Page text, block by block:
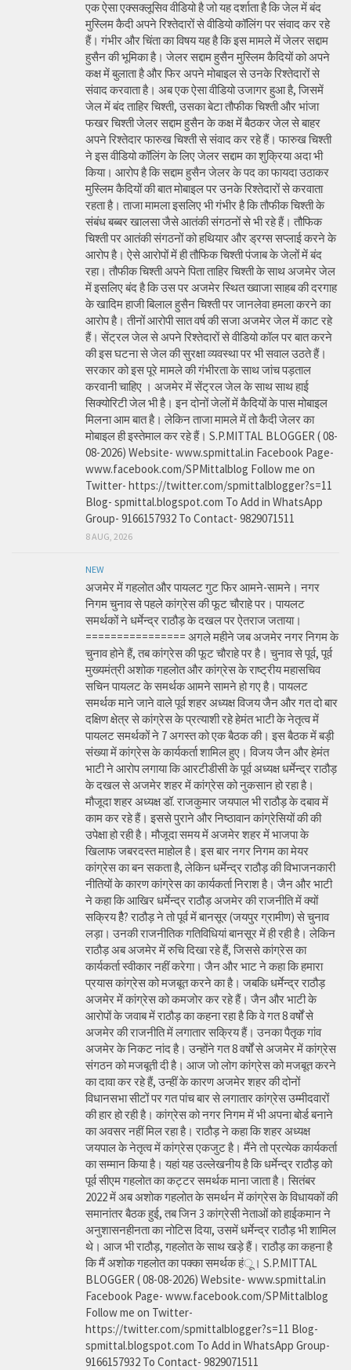
एक ऐसा एक्सक्लूसिव वीडियो है जो यह दर्शाता है कि जेल में बंद
मुस्लिम कैदी अपने रिश्तेदारों से वीडियो कॉलिंग पर संवाद कर रहे
हैं। गंभीर और चिंता का विषय यह है कि इस मामले में जेलर सद्दाम
हुसैन की भूमिका है। जेलर सद्दाम हुसैन मुस्लिम कैदियों को अपने
कक्ष में बुलाता है और फिर अपने मोबाइल से उनके रिश्तेदारों से
संवाद करवाता है। अब एक ऐसा वीडियो उजागर हुआ है, जिसमें
जेल में बंद ताहिर चिश्ती, उसका बेटा तौफीक चिश्ती और भांजा
फखर चिश्ती जेलर सद्दाम हुसैन के कक्ष में बैठकर जेल से बाहर
अपने रिश्तेदार फारुख चिश्ती से संवाद कर रहे हैं। फारुख चिश्ती
ने इस वीडियो कॉलिंग के लिए जेलर सद्दाम का शुक्रिया अदा भी
किया। आरोप है कि सद्दाम हुसैन जेलर के पद का फायदा उठाकर
मुस्लिम कैदियों की बात मोबाइल पर उनके रिश्तेदारों से करवाता
रहता है। ताजा मामला इसलिए भी गंभीर है कि तौफीक चिश्ती के
संबंध बब्बर खालसा जैसे आतंकी संगठनों से भी रहे हैं। तौफिक
चिश्ती पर आतंकी संगठनों को हथियार और ड्रग्स सप्लाई करने के
आरोप है। ऐसे आरोपों में ही तौफिक चिश्ती पंजाब के जेलों में बंद
रहा। तौफीक चिश्ती अपने पिता ताहिर चिश्ती के साथ अजमेर जेल
में इसलिए बंद है कि उस पर अजमेर स्थित ख्वाजा साहब की दरगाह
के खादिम हाजी बिलाल हुसैन चिश्ती पर जानलेवा हमला करने का
आरोप है। तीनों आरोपी सात वर्ष की सजा अजमेर जेल में काट रहे
हैं। सेंट्रल जेल से अपने रिश्तेदारों से वीडियो कॉल पर बात करने
की इस घटना से जेल की सुरक्षा व्यवस्था पर भी सवाल उठते हैं।
सरकार को इस पूरे मामले की गंभीरता के साथ जांच पड़ताल
करवानी चाहिए । अजमेर में सेंट्रल जेल के साथ साथ हाई
सिक्योरिटी जेल भी है। इन दोनों जेलों में कैदियों के पास मोबाइल
मिलना आम बात है। लेकिन ताजा मामले में तो कैदी जेलर का
मोबाइल ही इस्तेमाल कर रहे हैं। S.P.MITTAL BLOGGER ( 08-
08-2026) Website- www.spmittal.in Facebook Page-
www.facebook.com/SPMittalblog Follow me on
Twitter- https://twitter.com/spmittalblogger?s=11
Blog- spmittal.blogspot.com To Add in WhatsApp
Group- 9166157932 To Contact- 9829071511
8 AUG, 2026
NEW
अजमेर में गहलोत और पायलट गुट फिर आमने-सामने। नगर
निगम चुनाव से पहले कांग्रेस की फूट चौराहे पर। पायलट
समर्थकों ने धर्मेन्द्र राठौड़ के दखल पर ऐतराज जताया।
================ अगले महीने जब अजमेर नगर निगम के
चुनाव होने हैं, तब कांग्रेस की फूट चौराहे पर है। चुनाव से पूर्व, पूर्व
मुख्यमंत्री अशोक गहलोत और कांग्रेस के राष्ट्रीय महासचिव
सचिन पायलट के समर्थक आमने सामने हो गए है। पायलट
समर्थक माने जाने वाले पूर्व शहर अध्यक्ष विजय जैन और गत दो बार
दक्षिण क्षेत्र से कांग्रेस के प्रत्याशी रहे हेमंत भाटी के नेतृत्व में
पायलट समर्थकों ने 7 अगस्त को एक बैठक की। इस बैठक में बड़ी
संख्या में कांग्रेस के कार्यकर्ता शामिल हुए। विजय जैन और हेमंत
भाटी ने आरोप लगाया कि आरटीडीसी के पूर्व अध्यक्ष धर्मेन्द्र राठौड़
के दखल से अजमेर शहर में कांग्रेस को नुकसान हो रहा है।
मौजूदा शहर अध्यक्ष डॉ. राजकुमार जयपाल भी राठौड़ के दबाव में
काम कर रहे हैं। इससे पुराने और निष्ठावान कांग्रेसियों की की
उपेक्षा हो रही है। मौजूदा समय में अजमेर शहर में भाजपा के
खिलाफ जबरदस्त माहोल है। इस बार नगर निगम का मेयर
कांग्रेस का बन सकता है, लेकिन धर्मेन्द्र राठौड़ की विभाजनकारी
नीतियों के कारण कांग्रेस का कार्यकर्ता निराश है। जैन और भाटी
ने कहा कि आखिर धर्मेन्द्र राठौड़ अजमेर की राजनीति में क्यों
सक्रिय हैै? राठौड़ ने तो पूर्व में बानसूर (जयपुर ग्रामीण) से चुनाव
लड़ा। उनकी राजनीतिक गतिविधियां बानसूर में ही रही है। लेकिन
राठौड़ अब अजमेर में रुचि दिखा रहे हैं, जिससे कांग्रेस का
कार्यकर्ता स्वीकार नहीं करेगा। जैन और भाट ने कहा कि हमारा
प्रयास कांग्रेस को मजबूत करने का है। जबकि धर्मेन्द्र राठौड़
अजमेर में कांग्रेस को कमजोर कर रहे हैं। जैन और भाटी के
आरोपों के जवाब में राठौड़ का कहना रहा है कि वे गत 8 वर्षों से
अजमेर की राजनीति में लगातार सक्रिय हैं। उनका पैतृक गांव
अजमेर के निकट नांद है। उन्होंने गत 8 वर्षों से अजमेर में कांग्रेस
संगठन को मजबूती दी है। आज जो लोग कांग्रेस को मजबूत करने
का दावा कर रहे हैं, उन्हीं के कारण अजमेर शहर की दोनों
विधानसभा सीटों पर गत पांच बार से लगातार कांग्रेस उम्मीदवारों
की हार हो रही है। कांग्रेस को नगर निगम में भी अपना बोर्ड बनाने
का अवसर नहीं मिल रहा है। राठौड़ ने कहा कि शहर अध्यक्ष
जयपाल के नेतृत्व में कांग्रेस एकजुट है। मैंने तो प्रत्येक कार्यकर्ता
का सम्मान किया है। यहां यह उल्लेखनीय है कि धर्मेन्द्र राठौड़ को
पूर्व सीएम गहलोत का कट्टर समर्थक माना जाता है। सितंबर
2022 में अब अशोक गहलोत के समर्थन में कांग्रेस के विधायकों की
समानांतर बैठक हुई, तब जिन 3 कांग्रेसी नेताओं को हाईकमान ने
अनुशासनहीनता का नोटिस दिया, उसमें धर्मेन्द्र राठौड़ भी शामिल
थे। आज भी राठौड़, गहलोत के साथ खड़े हैं। राठौड़ का कहना है
कि मैं अशोक गहलोत का पक्का समर्थक हंू। S.P.MITTAL
BLOGGER ( 08-08-2026) Website- www.spmittal.in
Facebook Page- www.facebook.com/SPMittalblog
Follow me on Twitter-
https://twitter.com/spmittalblogger?s=11 Blog-
spmittal.blogspot.com To Add in WhatsApp Group-
9166157932 To Contact- 9829071511